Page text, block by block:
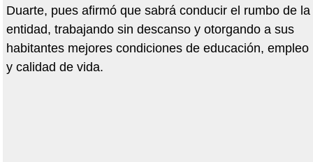
Duarte, pues afirmó que sabrá conducir el rumbo de la
entidad, trabajando sin descanso y otorgando a sus
habitantes mejores condiciones de educación, empleo
y calidad de vida.